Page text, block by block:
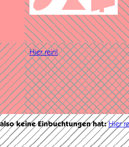
Hier rein!
keine Einbuchtungen hat:Hier